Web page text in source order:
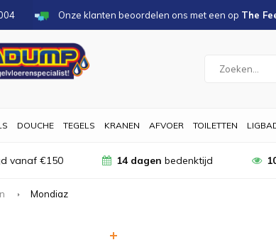
Onze klanten beoordelen ons met een op The
DOUCHE TEGELS KRANEN AFVOER TOILETTEN
vanaf €150 14 dagen bedenktijd
Mondiaz